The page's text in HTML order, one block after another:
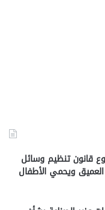
تنظيم وسائل
العميق ويحمي الأطفال